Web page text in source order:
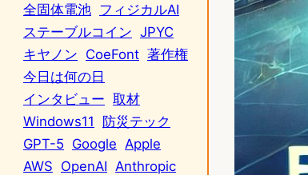
全固体電池 フィジカルAI
ステーブルコイン JPYC
キヤノン CoeFont 著作権
今日は何の日
インタビュー 取材
Windows11
防災テック
GPT-5 Google Apple
AWS OpenAI Anthropic